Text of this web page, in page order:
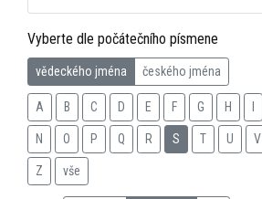
Vyberte dle počátečního písmene
vědeckého jména českého jména
A B C D E F G H
N O P Q R S T U V
Z vše